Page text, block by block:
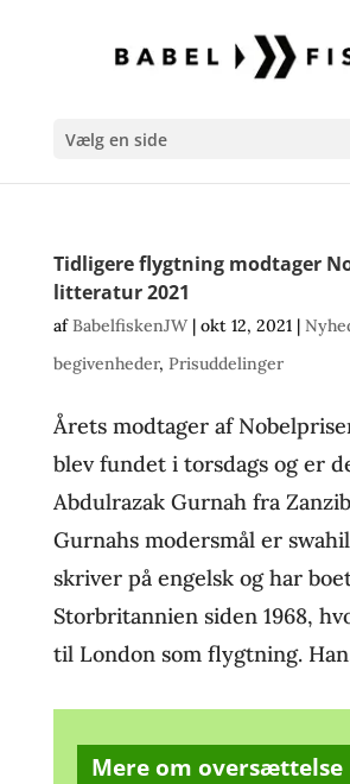
Vælg en side
Tidligere flygtning modtager
litteratur 2021
afBabelfiskenJW| okt 12, 2021|
begivenheder, Prisuddelinger
Årets modtager af
blev fundet i torsdags og er
Abdulrazak Gurnah fra
Gurnahs modersmål er
skriver på engelsk og har
Storbritannien siden 1968,
til London som flygtning.
Mere om oversættelse